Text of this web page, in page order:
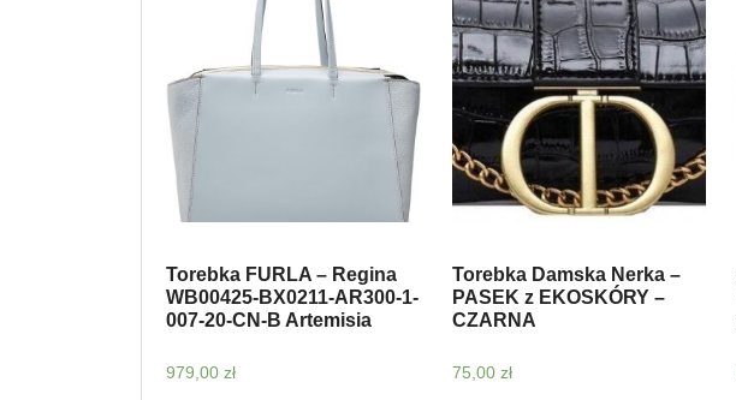
Torebka FURLA – Regina
WB00425-BX0211-AR300-1-
007-20-CN-B Artemisia
979,00 zł
Torebka Damska Nerka –
PASEK z EKOSKÓRY –
CZARNA
75,00 zł